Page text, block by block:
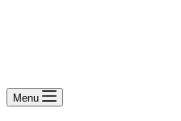
Menu